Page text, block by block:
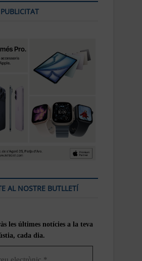
PUBLICITAT
AL NOSTRE BUTLLETÍ
les últimes notícies a la teva
cada dia.